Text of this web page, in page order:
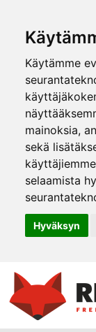
Käytämme
mainoksia,
sekä
selaamista
Hyväksyn